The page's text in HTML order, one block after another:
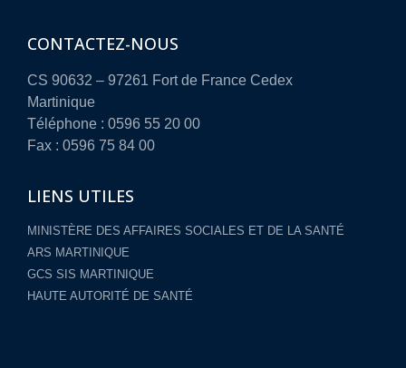
CONTACTEZ-NOUS
CS 90632 – 97261 Fort de France Cedex
Martinique
Téléphone : 0596 55 20 00
Fax : 0596 75 84 00
LIENS UTILES
MINISTÈRE DES AFFAIRES SOCIALES ET DE LA SANTÉ
ARS MARTINIQUE
GCS SIS MARTINIQUE
HAUTE AUTORITÉ DE SANTÉ